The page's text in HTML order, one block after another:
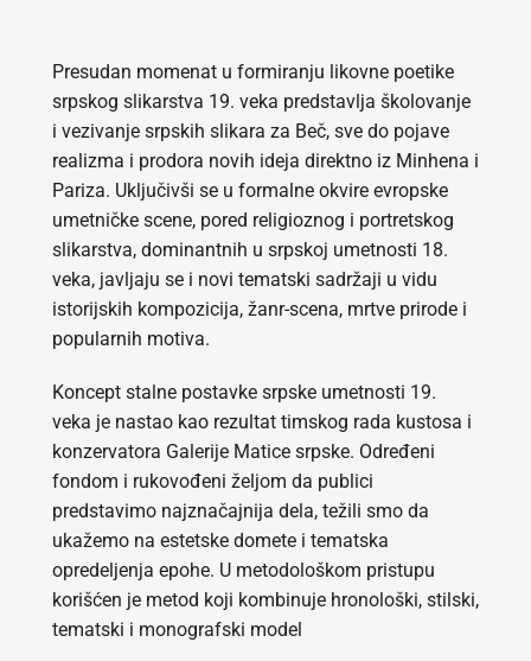
Presudan momenat u formiranju likovne poetike
srpskog slikarstva 19. veka predstavlja školovanje
i vezivanje srpskih slikara za Beč, sve do pojave
realizma i prodora novih ideja direktno iz Minhena i
Pariza. Uključivši se u formalne okvire evropske
umetničke scene, pored religioznog i portretskog
slikarstva, dominantnih u srpskoj umetnosti 18.
veka, javljaju se i novi tematski sadržaji u vidu
istorijskih kompozicija, žanr-scena, mrtve prirode i
popularnih motiva.
Koncept stalne postavke srpske umetnosti 19.
veka je nastao kao rezultat timskog rada kustosa i
konzervatora Galerije Matice srpske. Određeni
fondom i rukovođeni željom da publici
predstavimo najznačajnija dela, težili smo da
ukažemo na estetske domete i tematska
opredeljenja epohe. U metodološkom pristupu
korišćen je metod koji kombinuje hronološki, stilski,
tematski i monografski model